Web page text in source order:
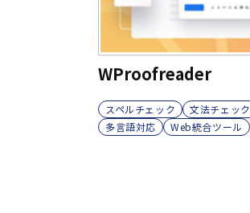
WProofreader
スペルチェック 文法チェック
多言語対応
Web統合ツール